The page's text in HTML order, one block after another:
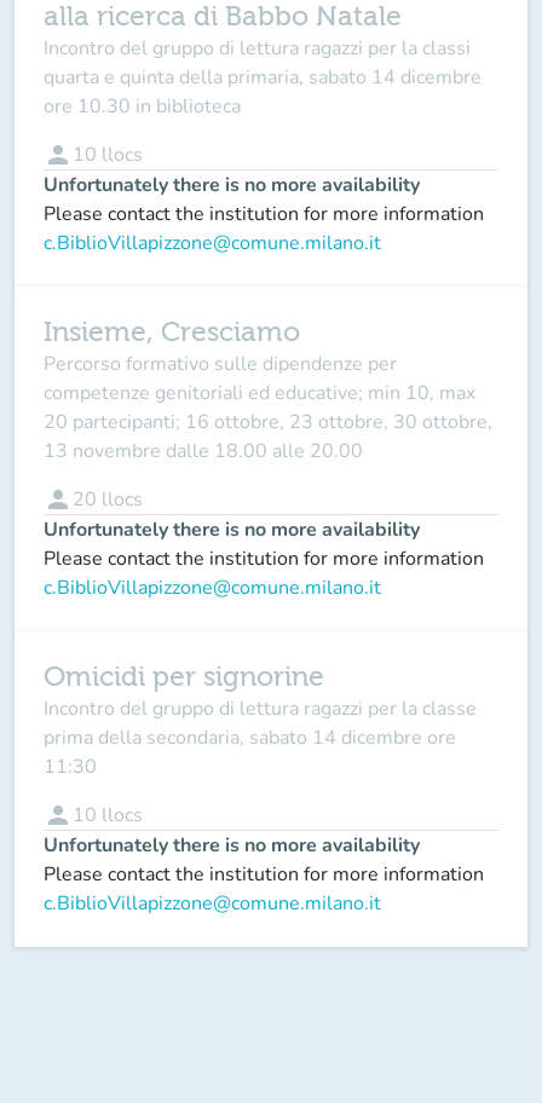
alla ricerca di Babbo Natale
Incontro del gruppo di lettura ragazzi per la classi
quarta e quinta della primaria, sabato 14 dicembre
ore 10.30 in biblioteca
person 10 llocs
Unfortunately there is no more availability
Please contact the institution for more information
c.BiblioVillapizzone@comune.milano.it
Insieme, Cresciamo
Percorso formativo sulle dipendenze per
competenze genitoriali ed educative; min 10, max
20 partecipanti; 16 ottobre, 23 ottobre, 30 ottobre,
13 novembre dalle 18.00 alle 20.00
person 20 llocs
Unfortunately there is no more availability
Please contact the institution for more information
c.BiblioVillapizzone@comune.milano.it
Omicidi per signorine
Incontro del gruppo di lettura ragazzi per la classe
prima della secondaria, sabato 14 dicembre ore
11:30
person 10 llocs
Unfortunately there is no more availability
Please contact the institution for more information
c.BiblioVillapizzone@comune.milano.it